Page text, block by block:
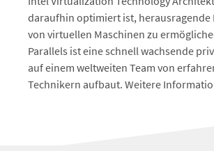
daraufhin optimiert ist, herausragende
von virtuellen Maschinen zu
Parallels ist eine schnell wachsende
auf einem weltweiten Team von
Technikern aufbaut. Weitere